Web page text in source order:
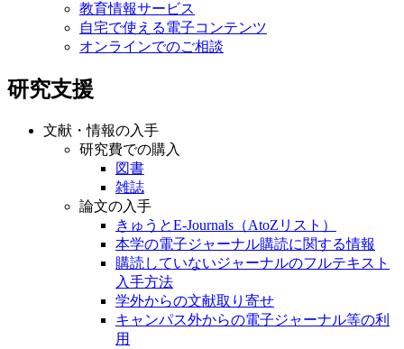
教育情報サービス
自宅で使える電子コンテンツ
オンラインでのご相談
研究支援
文献・情報の入手
研究費での購入
図書
雑誌
論文の入手
きゅうとE-Journals（AtoZリスト）
本学の電子ジャーナル購読に関する情報
購読していないジャーナルのフルテキスト
入手方法
学外からの文献取り寄せ
キャンパス外からの電子ジャーナル等の利
用